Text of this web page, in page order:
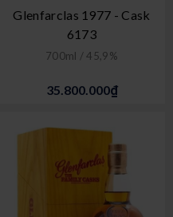
Glenfarclas 1977 - Cask
6173
700ml / 45,9%
35.800.000₫